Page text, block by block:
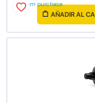
from purchase
AÑADIR AL